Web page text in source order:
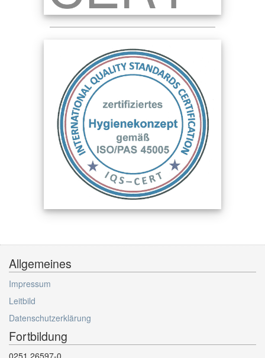
Allgemeines
Impressum
Leitbild
Datenschutzerklärung
Fortbildung